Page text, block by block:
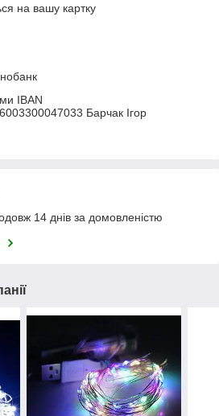
на вашу картку
IBAN
Барчак Ігор
14 днів за домовленістю